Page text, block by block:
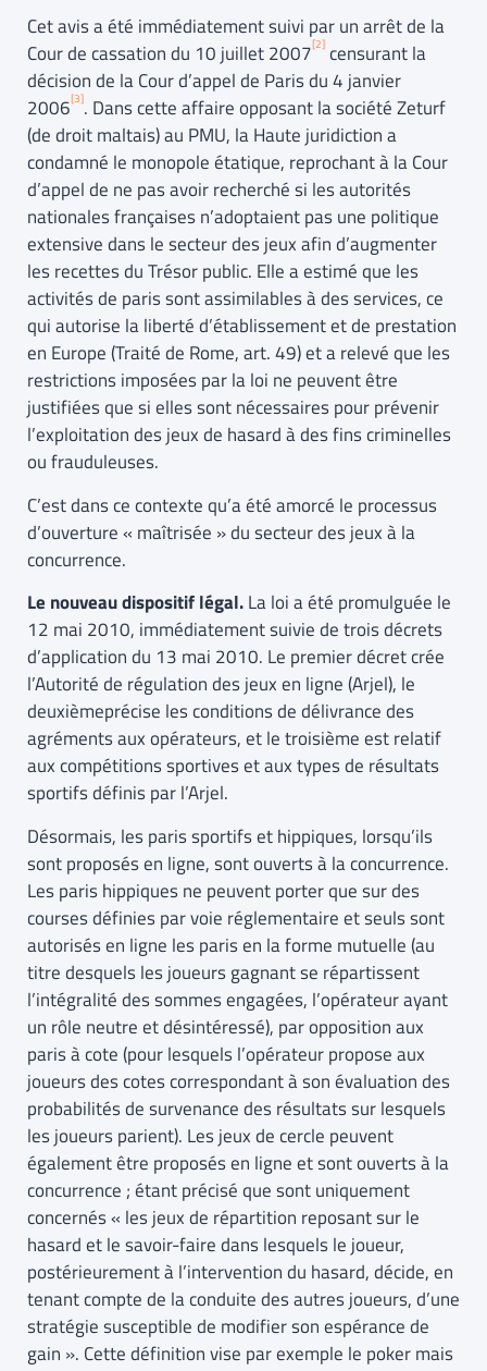
Cet avis a été immédiatement suivi par un arrêt de la
Cour de cassation du 10 juillet 2007[2] censurant la
décision de la Cour d’appel de Paris du 4 janvier
2006[3]. Dans cette affaire opposant la société Zeturf
(de droit maltais) au PMU, la Haute juridiction a
condamné le monopole étatique, reprochant à la Cour
d’appel de ne pas avoir recherché si les autorités
nationales françaises n’adoptaient pas une politique
extensive dans le secteur des jeux afin d’augmenter
les recettes du Trésor public. Elle a estimé que les
activités de paris sont assimilables à des services, ce
qui autorise la liberté d’établissement et de prestation
en Europe (Traité de Rome, art. 49) et a relevé que les
restrictions imposées par la loi ne peuvent être
justifiées que si elles sont nécessaires pour prévenir
l’exploitation des jeux de hasard à des fins criminelles
ou frauduleuses.
C’est dans ce contexte qu’a été amorcé le processus
d’ouverture « maîtrisée » du secteur des jeux à la
concurrence.
Le nouveau dispositif légal.La loi a été promulguée le
12 mai 2010, immédiatement suivie de trois décrets
d’application du 13 mai 2010. Le premier décret crée
l’Autorité de régulation des jeux en ligne (Arjel), le
deuxièmeprécise les conditions de délivrance des
agréments aux opérateurs, et le troisième est relatif
aux compétitions sportives et aux types de résultats
sportifs définis par l’Arjel.
Désormais, les paris sportifs et hippiques, lorsqu’ils
sont proposés en ligne, sont ouverts à la concurrence.
Les paris hippiques ne peuvent porter que sur des
courses définies par voie réglementaire et seuls sont
autorisés en ligne les paris en la forme mutuelle (au
titre desquels les joueurs gagnant se répartissent
l’intégralité des sommes engagées, l’opérateur ayant
un rôle neutre et désintéressé), par opposition aux
paris à cote (pour lesquels l’opérateur propose aux
joueurs des cotes correspondant à son évaluation des
probabilités de survenance des résultats sur lesquels
les joueurs parient). Les jeux de cercle peuvent
également être proposés en ligne et sont ouverts à la
concurrence ; étant précisé que sont uniquement
concernés « les jeux de répartition reposant sur le
hasard et le savoir-faire dans lesquels le joueur,
postérieurement à l’intervention du hasard, décide, en
tenant compte de la conduite des autres joueurs, d’une
stratégie susceptible de modifier son espérance de
gain ». Cette définition vise par exemple le poker mais